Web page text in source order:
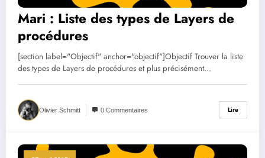
Mari : Liste des types de Layers de
procédures
[section label="Objectif" anchor="objectif"]Objectif Trouver la liste
des types de Layers de procédures et plus précisément…
Olivier Schmitt 0 Commentaires Lire